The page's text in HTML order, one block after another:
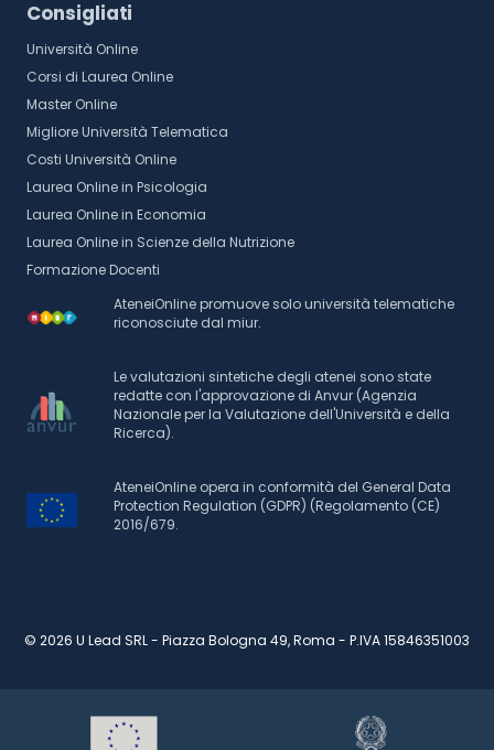
Consigliati
Università Online
Corsi di Laurea Online
Master Online
Migliore Università Telematica
Costi Università Online
Laurea Online in Psicologia
Laurea Online in Economia
Laurea Online in Scienze della Nutrizione
Formazione Docenti
AteneiOnline promuove solo università telematiche
riconosciute dal miur.
Le valutazioni sintetiche degli atenei sono state
redatte con l'approvazione di Anvur (Agenzia
Nazionale per la Valutazione dell'Università e della
Ricerca).
AteneiOnline opera in conformità del General Data
Protection Regulation (GDPR) (Regolamento (CE)
2016/679.
© 2026 U Lead SRL - Piazza Bologna 49, Roma - P.IVA 15846351003